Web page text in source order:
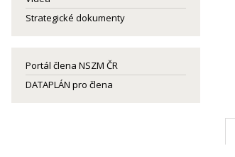
Strategické dokumenty
Portál člena NSZM ČR
DATAPLÁN pro člena